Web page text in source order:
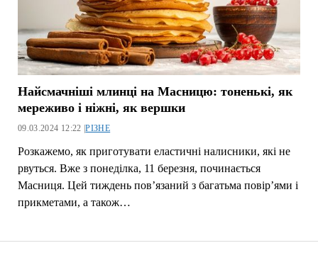
Найсмачніші млинці на Масницю: тоненькі, як
мереживо і ніжні, як вершки
09.03.2024 12:22 |РІЗНЕ
Розкажемо, як приготувати еластичні налисники, які не
рвуться. Вже з понеділка, 11 березня, починається
Масниця. Цей тиждень пов’язаний з багатьма повір’ями і
прикметами, а також…